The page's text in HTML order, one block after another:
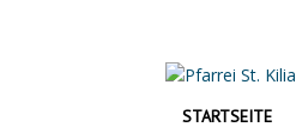
STARTSEITE